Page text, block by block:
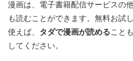
漫画は、電子書籍配信サービスの
も読むことができます。無料お試
使えば、 タダで漫画が読めること
してください。